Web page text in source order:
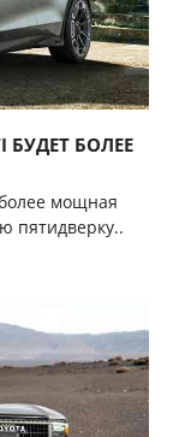
БУДЕТ БОЛЕЕ
мощная
пятидверку..